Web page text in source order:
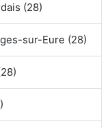
(28)
sur-Eure (28)